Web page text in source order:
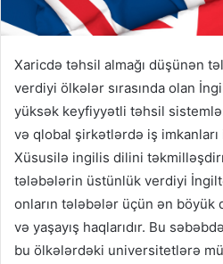
Xaricdə təhsil almağı düşünən
verdiyi ölkələr sırasında olan
yüksək keyfiyyətli təhsil
və qlobal şirkətlərdə iş imkanları
Xüsusilə ingilis dilini
tələbələrin üstünlük verdiyi
onların tələbələr üçün ən böyük
və yaşayış haqlarıdır. Bu
bu ölkələrdəki universitetlərə